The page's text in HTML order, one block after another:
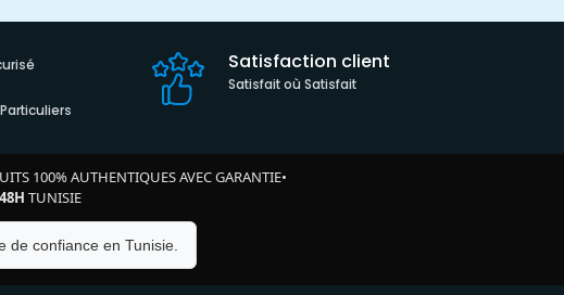
Satisfaction client
Satisfait où Satisfait
100% AUTHENTIQUES AVEC GARANTIE•
TUNISIE
de confiance en Tunisie.